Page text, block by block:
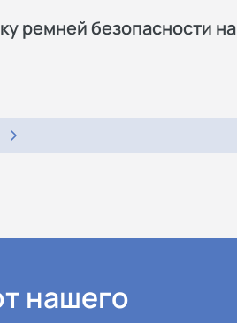
ремней безопасности на
нашего